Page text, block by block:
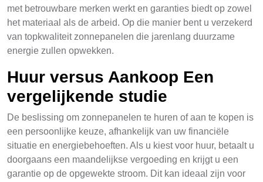
met betrouwbare merken werkt en garanties biedt op zowel
het materiaal als de arbeid. Op die manier bent u verzekerd
van topkwaliteit zonnepanelen die jarenlang duurzame
energie zullen opwekken.
Huur versus Aankoop Een
vergelijkende studie
De beslissing om zonnepanelen te huren of aan te kopen is
een persoonlijke keuze, afhankelijk van uw financiële
situatie en energiebehoeften. Als u kiest voor huur, betaalt u
doorgaans een maandelijkse vergoeding en krijgt u een
garantie op de opgewekte stroom. Dit kan ideaal zijn voor